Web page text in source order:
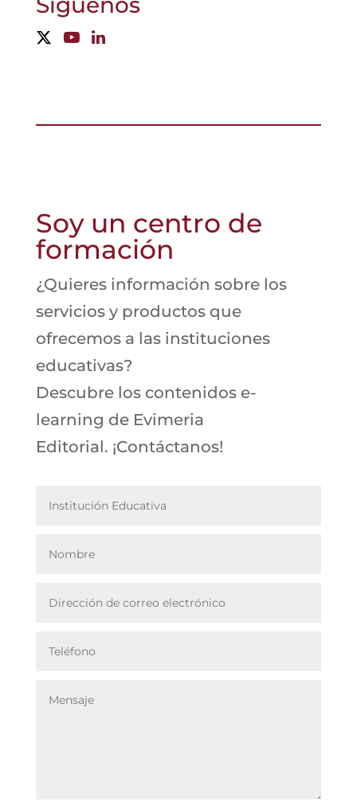
Soy un centro de
formación
¿Quieres información sobre los
servicios y productos que
ofrecemos a las instituciones
educativas?
Descubre los contenidos e-
learning de Evimeria
Editorial. ¡Contáctanos!